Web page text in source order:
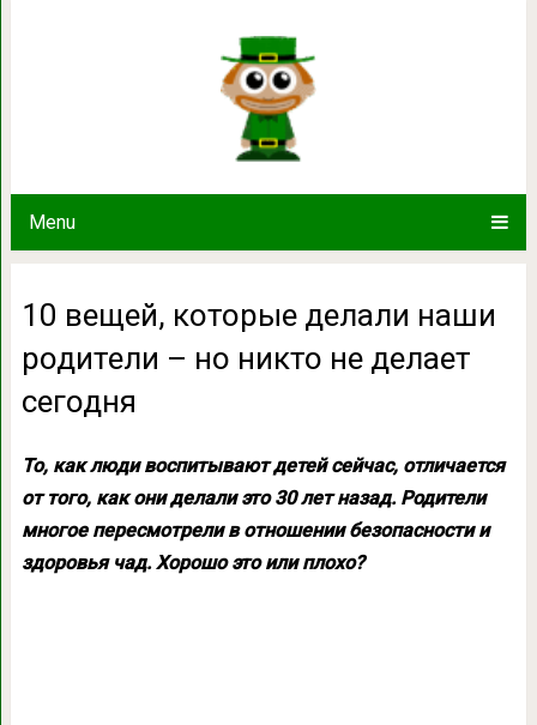
Menu
10 вещей, которые делали наши
10 вещей, которые делали наши
родители – но никто не делает
сегодня
То, как люди воспитывают детей сейчас, отличается
от того, как они делали это 30 лет назад. Родители
многое пересмотрели в отношении безопасности и
здоровья чад. Хорошо это или плохо?